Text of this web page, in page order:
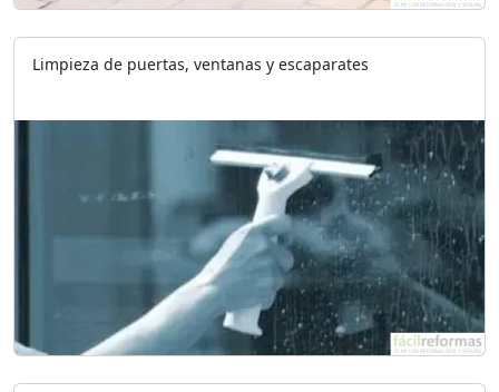
Limpieza de puertas, ventanas y escaparates